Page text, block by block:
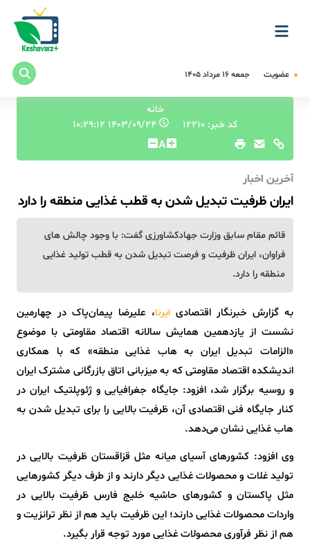
عضویت جمعه ۱۶ مرداد ۱۴۰۵
خانه
کد خبر: 12210
۱۴۰۳/۰۹/۲۴ ۱۰:۲۹:۱۲
A
آخرین اخبار
ایران ظرفیت تبدیل شدن به قطب غذایی منطقه را دارد
قائم مقام سابق وزارت جهادکشاورزی گفت: با وجود چالش های
فراوان، ایران ظرفیت و فرصت تبدیل شدن به قطب تولید غذایی
منطقه را دارد.
به گزارش خبرنگار اقتصادیایرنا، علیرضا پیمان‌پاک در چهارمین
نشست‌ از یازدهمین همایش سالانه اقتصاد مقاومتی با موضوع
«الزامات تبدیل ایران به هاب غذایی منطقه» که با همکاری
اندیشکده اقتصاد مقاومتی که به میزبانی اتاق بازرگانی مشترک ایران
و روسیه برگزار شد، افزود: جایگاه جغرافیایی و ژئوپلتیک ایران در
کنار جایگاه فنی اقتصادی آن، ظرفیت بالایی را برای تبدیل شدن به
هاب غذایی نشان می‌دهد.
وی افزود: کشورهای آسیای میانه مثل قزاقستان ظرفیت بالایی در
تولید غلات و محصولات غذایی دیگر دارند و از طرف دیگر کشورهایی
مثل پاکستان و کشورهای حاشیه خلیج فارس ظرفیت بالایی در
واردات محصولات غذایی دارند؛ این ظرفیت باید هم از نظر ترانزیت و
هم از نظر فرآوری محصولات غذایی مورد توجه قرار بگیرد.